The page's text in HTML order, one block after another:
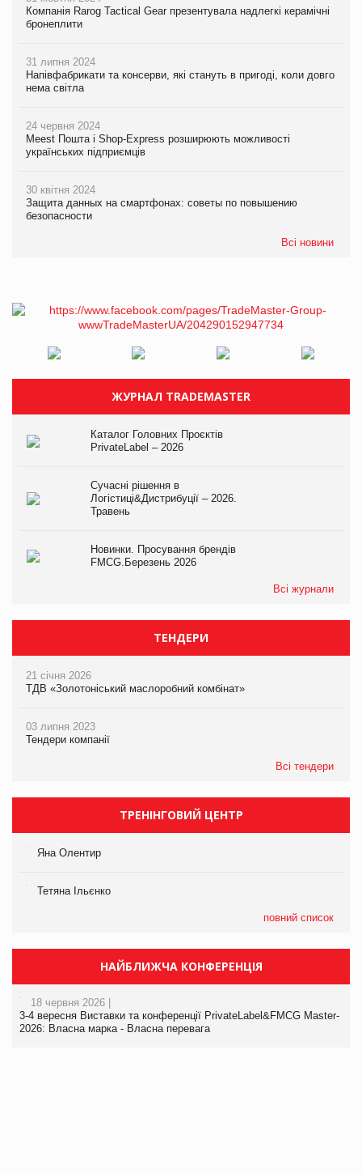
Компанія Rarog Tactical Gear презентувала надлегкі керамічні
бронеплити
31 липня 2024
Напівфабрикати та консерви, які стануть в пригоді, коли довго
нема світла
24 червня 2024
Meest Пошта і Shop-Express розширюють можливості
українських підприємців
30 квітня 2024
Защита данных на смартфонах: советы по повышению
безопасности
Всі новини
ЖУРНАЛ TRADEMASTER
Каталог Головних Проєктів
PrivateLabel – 2026
Сучасні рішення в
Логістиці&Дистрибуції – 2026.
Травень
Новинки. Просування брендів
FMCG.Березень 2026
Всі журнали
ТЕНДЕРИ
21 січня 2026
ТДВ «Золотоніський маслоробний комбінат»
03 липня 2023
Тендери компанії
Всі тендери
ТРЕНІНГОВИЙ ЦЕНТР
Яна Олентир
Тетяна Ільєнко
повний список
НАЙБЛИЖЧА КОНФЕРЕНЦІЯ
18 червня 2026 |
3-4 вересня Виставки та конференції PrivateLabel&FMCG Master-
2026: Власна марка - Власна перевага